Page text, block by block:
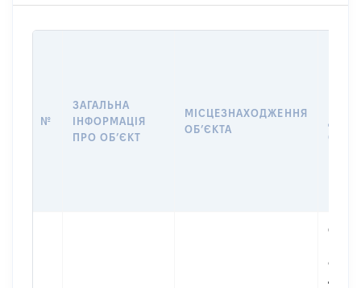
№
ЗАГАЛЬНА
ІНФОРМАЦІЯ
ПРО ОБʼЄКТ
МІСЦЕЗНАХОДЖЕННЯ
ОБʼЄКТА
Об'єкт